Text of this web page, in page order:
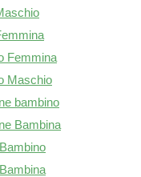
Femmina
Maschio
bambino
Bambina